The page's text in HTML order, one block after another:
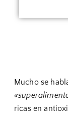
Mucho se
ricas en